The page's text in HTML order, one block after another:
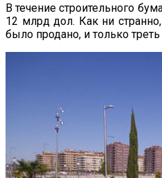
В течение строительного
12 млрд дол. Как ни
было продано, и только